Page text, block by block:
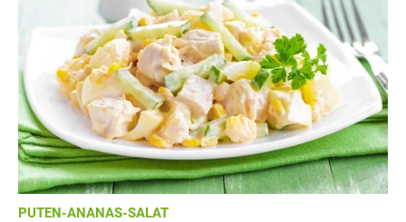
PUTEN-ANANAS-SALAT